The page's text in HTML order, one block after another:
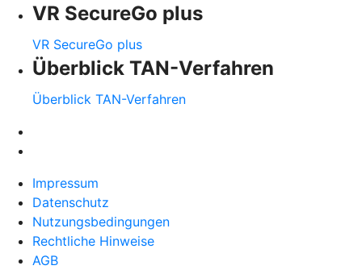
VR SecureGo plus
VR SecureGo plus
Überblick TAN-Verfahren
Überblick TAN-Verfahren
Impressum
Datenschutz
Nutzungsbedingungen
Rechtliche Hinweise
AGB